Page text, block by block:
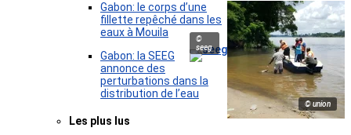
© union
Gabon: le corps d’une
fillette repêché dans les
eaux à Mouila
©
seeg
Gabon: la SEEG
annonce des
perturbations dans la
distribution de l’eau
Les plus lus